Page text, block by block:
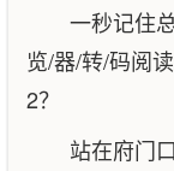
一秒记住
览/器/转/码阅
2？
站在府门